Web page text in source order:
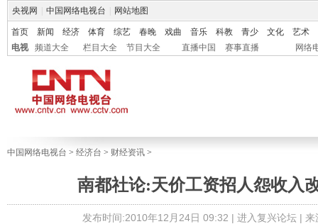
央视网 中国网络电视台 网站地图
首页 新闻 经济 体育 综艺 春晚 戏曲 音乐 科教 青少 文化
艺术
电视
频道大全 栏目大全 节目大全 直播中国 赛事直播 网络
中国网络电视台 > 经济台 > 财经资讯 >
南都社论:天价工资招人怨收入
发布时间:2010年12月24日 09:32 | 进入复兴论坛| 来